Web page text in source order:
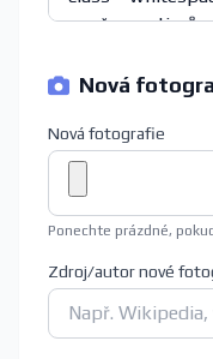
Nová
Nová fotografie
Ponechte prázdné,
Zdroj/autor nové